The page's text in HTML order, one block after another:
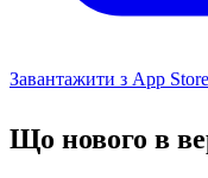
Завантажити з App Store
Що нового в